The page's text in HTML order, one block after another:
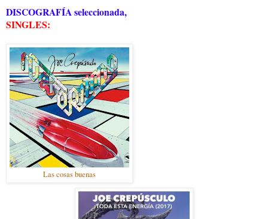
DISCOGRAFÍA seleccionada,
SINGLES:
Las cosas buenas